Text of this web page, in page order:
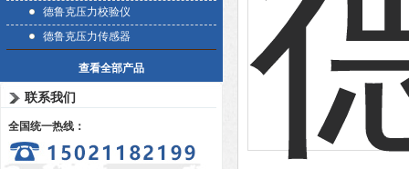
德鲁克压力校验仪
德鲁克压力传感器
查看全部产品
联系我们
全国统一热线：